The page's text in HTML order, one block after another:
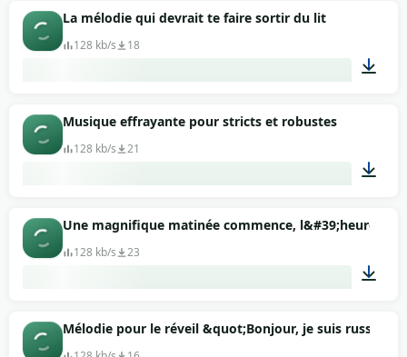
La mélodie qui devrait te faire sortir du lit
128 kb/s 18
Musique effrayante pour stricts et robustes
128 kb/s 21
00:29
Une magnifique matinée commence, l&#39;heure des
128 kb/s 23
00:27
Mélodie pour le réveil &quot;Bonjour, je suis